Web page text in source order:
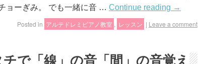
ョーぎみ。 でも一緒に音 … Continue reading →
Posted in アルテドレミピアノ教室 レッスン | Leave a comment
で「線」の音「間」の音覚え